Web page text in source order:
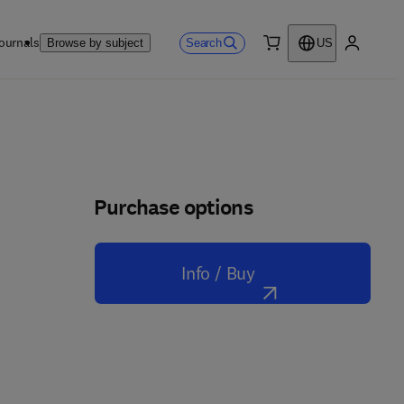
Browse by subject Search
US
Purchase options
Info / Buy